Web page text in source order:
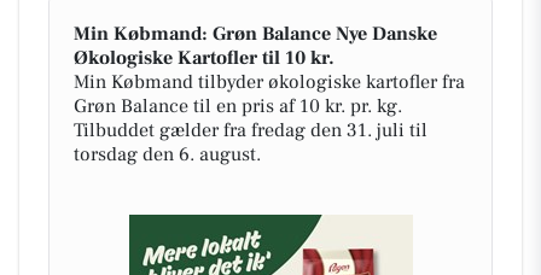
Min Købmand: Grøn Balance Nye Danske
Økologiske Kartofler til 10 kr.
Min Købmand tilbyder økologiske kartofler fra
Grøn Balance til en pris af 10 kr. pr. kg.
Tilbuddet gælder fra fredag den 31. juli til
torsdag den 6. august.